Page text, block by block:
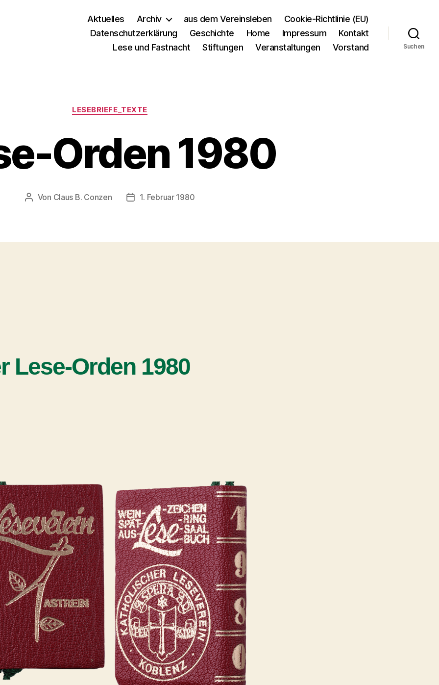
Aktuelles Archiv aus dem Vereinsleben
Cookie-Richtlinie (EU)
Datenschutzerklärung
Geschichte Home Impressum
Kontakt
Lese und Fastnacht
Stiftungen Veranstaltungen Vorstand Suchen
LESEBRIEFE_TEXTE
Orden 1980
Von Claus B. Conzen 1. Februar 1980
Lese-Orden 1980